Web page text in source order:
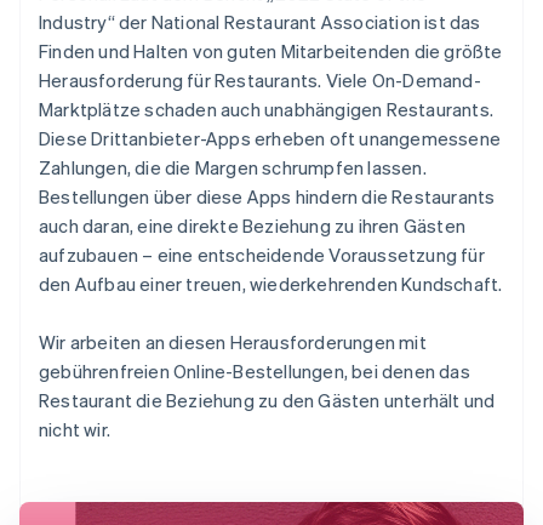
Industry“ der National Restaurant Association ist das
Finden und Halten von guten Mitarbeitenden die größte
Herausforderung für Restaurants. Viele On-Demand-
Marktplätze schaden auch unabhängigen Restaurants.
Diese Drittanbieter-Apps erheben oft unangemessene
Zahlungen, die die Margen schrumpfen lassen.
Bestellungen über diese Apps hindern die Restaurants
auch daran, eine direkte Beziehung zu ihren Gästen
aufzubauen – eine entscheidende Voraussetzung für
den Aufbau einer treuen, wiederkehrenden Kundschaft.
Wir arbeiten an diesen Herausforderungen mit
gebührenfreien Online-Bestellungen, bei denen das
Restaurant die Beziehung zu den Gästen unterhält und
nicht wir.